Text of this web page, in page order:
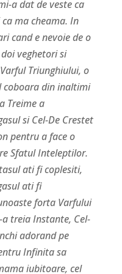
a dat de veste ca
ma cheama. In
cand e nevoie de o
veghetori si
Triunghiului, o
coboara din inaltimi
Treime a
si Cel-De Crestet
pentru a face o
Sfatul Inteleptilor.
ati fi coplesiti,
ati fi
forta Varfului
treia Instante, Cel-
adorand pe
Infinita sa
iubitoare, cel